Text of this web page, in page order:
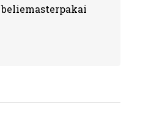
beliemasterpakai